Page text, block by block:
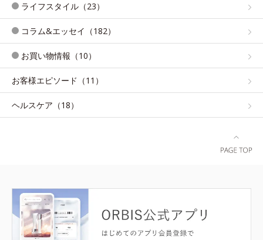
ライフスタイル（23）
コラム&エッセイ（182）
お買い物情報（10）
お客様エピソード（11）
ヘルスケア（18）